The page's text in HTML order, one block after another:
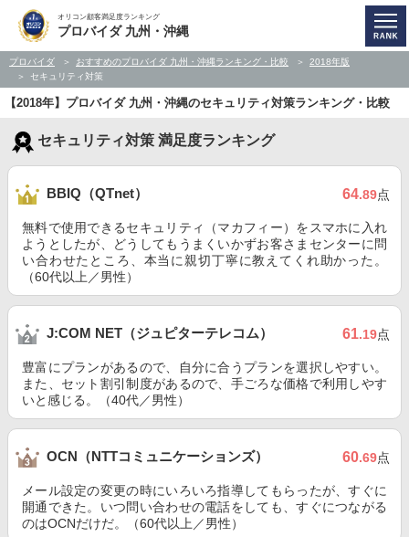
オリコン顧客満足度ランキング
プロバイダ 九州・沖縄
プロバイダ おすすめのプロバイダ 九州・沖縄ランキング・比較
2018年版
セキュリティ対策
【2018年】プロバイダ 九州・沖縄のセキュリティ対策ランキング・比較
セキュリティ対策 満足度ランキング
BBIQ（QTnet） 64.89点
無料で使用できるセキュリティ（マカフィー）をスマホに入れ
ようとしたが、どうしてもうまくいかずお客さまセンターに問
い合わせたところ、本当に親切丁寧に教えてくれ助かった。
（60代以上／男性）
J:COM NET（ジュピターテレコム） 61.19点
豊富にプランがあるので、自分に合うプランを選択しやすい。
また、セット割引制度があるので、手ごろな価格で利用しやす
いと感じる。（40代／男性）
OCN（NTTコミュニケーションズ） 60.69点
メール設定の変更の時にいろいろ指導してもらったが、すぐに
開通できた。いつ問い合わせの電話をしても、すぐにつながる
のはOCNだけだ。（60代以上／男性）